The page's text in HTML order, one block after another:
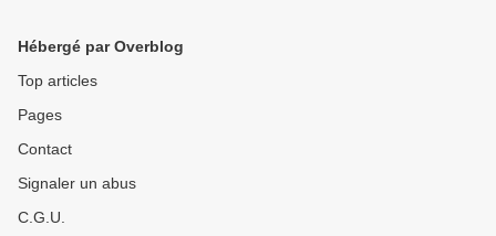
Hébergé par Overblog
Top articles
Pages
Contact
Signaler un abus
C.G.U.